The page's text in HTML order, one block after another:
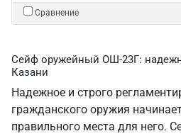
Сравнение
Сейф оружейный ОШ-23Г:
Казани
Надежное и строго
гражданского оружия
правильного места для него.